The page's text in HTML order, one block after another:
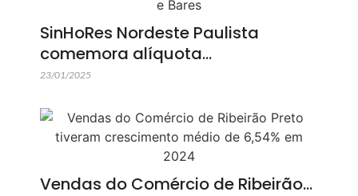
SinHoRes Nordeste Paulista
comemora alíquota…
23/01/2025
Vendas do Comércio de Ribeirão…